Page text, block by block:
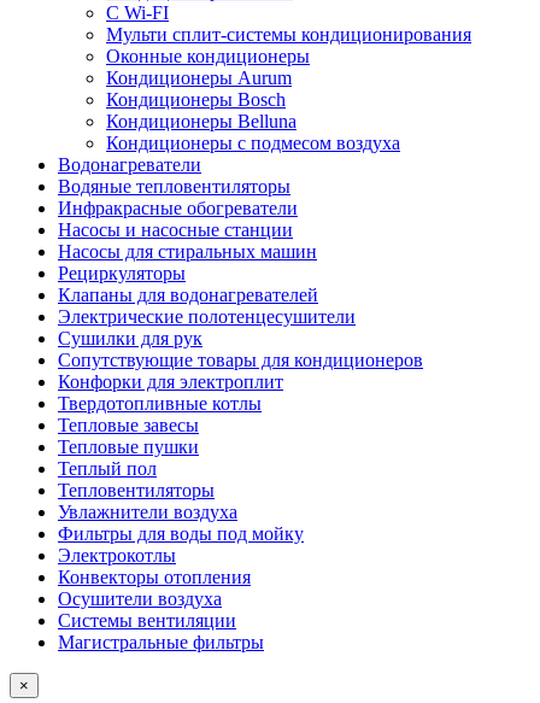
С Wi-FI
Мульти сплит-системы кондиционирования
Оконные кондиционеры
Кондиционеры Aurum
Кондиционеры Bosch
Кондиционеры Belluna
Кондиционеры с подмесом воздуха
Водонагреватели
Водяные тепловентиляторы
Инфракрасные обогреватели
Насосы и насосные станции
Насосы для стиральных машин
Рециркуляторы
Клапаны для водонагревателей
Электрические полотенцесушители
Сушилки для рук
Сопутствующие товары для кондиционеров
Конфорки для электроплит
Твердотопливные котлы
Тепловые завесы
Тепловые пушки
Теплый пол
Тепловентиляторы
Увлажнители воздуха
Фильтры для воды под мойку
Электрокотлы
Конвекторы отопления
Осушители воздуха
Системы вентиляции
Магистральные фильтры
×